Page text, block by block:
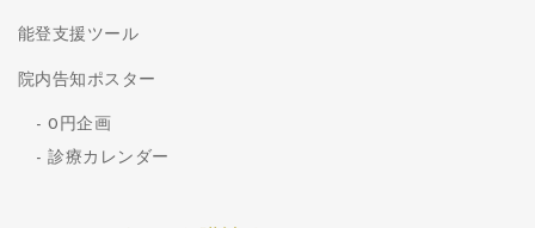
能登支援ツール
院内告知ポスター
0円企画
診療カレンダー